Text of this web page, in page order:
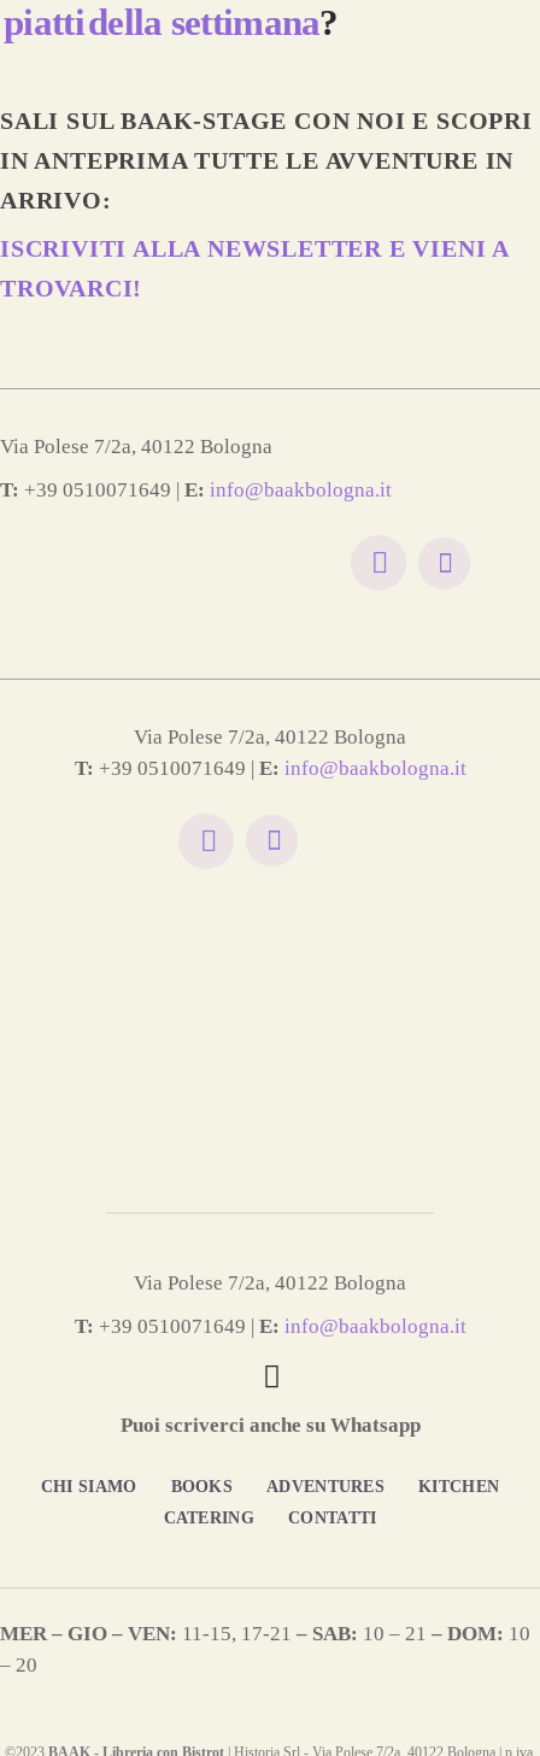
piattidella settimana?
SALI SUL BAAK-STAGE CON NOI E SCOPRI
IN ANTEPRIMA TUTTE LE AVVENTURE IN
ARRIVO:
ISCRIVITI ALLA NEWSLETTER E VIENI A
TROVARCI!
Via Polese 7/2a, 40122 Bologna
T: +39 0510071649 |E: info@baakbologna.it
Via Polese 7/2a, 40122 Bologna
T: +39 0510071649 | E: info@baakbologna.it
Via Polese 7/2a, 40122 Bologna
T: +39 0510071649 | E: info@baakbologna.it
Puoi scriverci anche su Whatsapp
CHI SIAMO BOOKS ADVENTURES
KITCHEN
CATERING
CONTATTI
MER – GIO – VEN: 11-15, 17-21 – SAB: 10 – 21 – DOM: 10
– 20